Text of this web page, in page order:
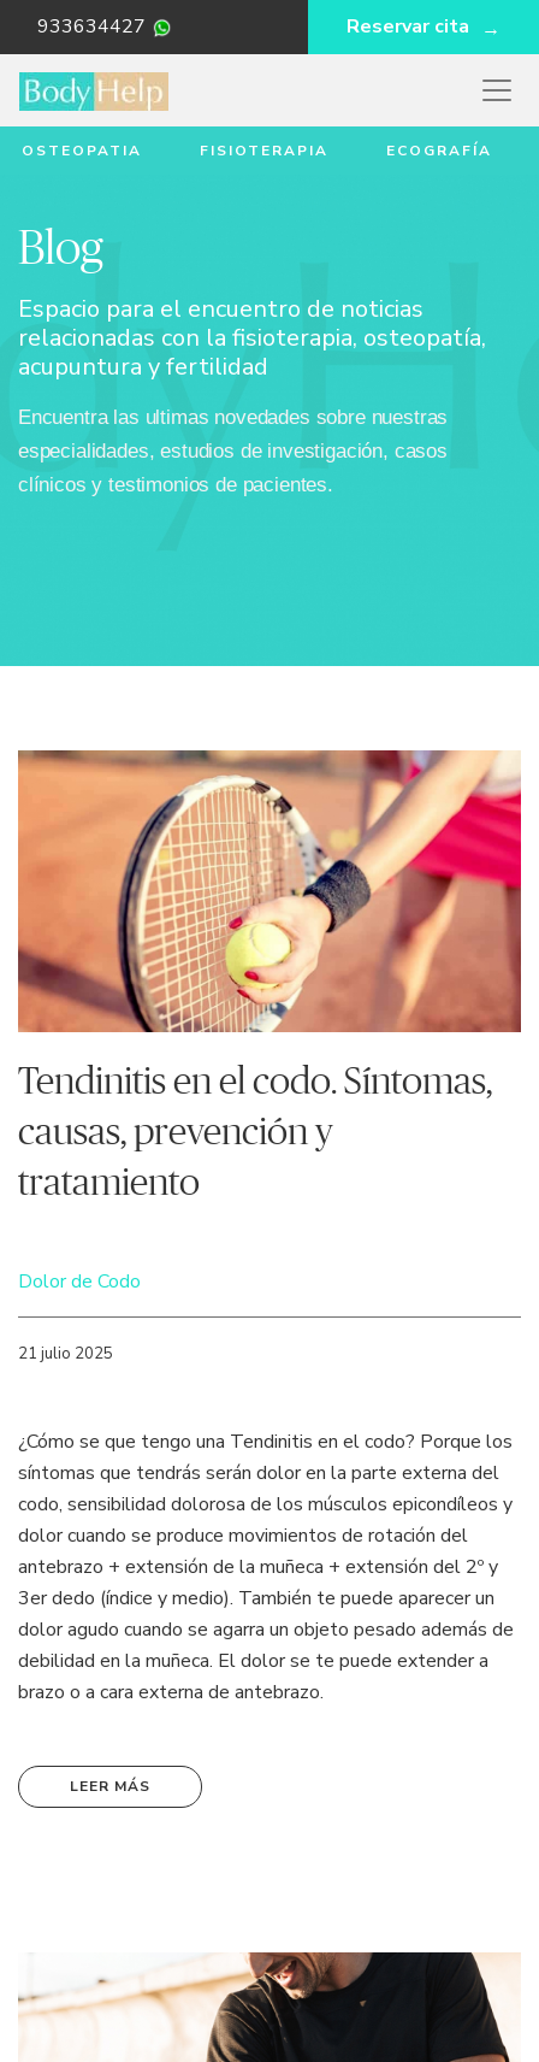
933634427 Reservar cita
OSTEOPATIA FISIOTERAPIA ECOGRAFÍA
Blog
Espacio para el encuentro de noticias
relacionadas con la fisioterapia, osteopatía,
acupuntura y fertilidad
Encuentra las ultimas novedades sobre nuestras
especialidades, estudios de investigación, casos
clínicos y testimonios de pacientes.
Tendinitis en el codo. Síntomas,
causas, prevención y
tratamiento
Dolor de Codo
21 julio 2025
¿Cómo se que tengo una Tendinitis en el codo? Porque los
síntomas que tendrás serán dolor en la parte externa del
codo, sensibilidad dolorosa de los músculos epicondíleos y
dolor cuando se produce movimientos de rotación del
antebrazo + extensión de la muñeca + extensión del 2º y
3er dedo (índice y medio). También te puede aparecer un
dolor agudo cuando se agarra un objeto pesado además de
debilidad en la muñeca. El dolor se te puede extender a
brazo o a cara externa de antebrazo.
LEER MÁS